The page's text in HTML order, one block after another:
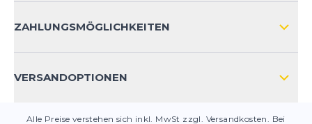
KONTAKT
PRODUKTSICHERHEIT
ZAHLUNGSMÖGLICHKEITEN
VERSANDOPTIONEN
Alle Preise verstehen sich inkl. MwSt zzgl. Versandkosten. Bei